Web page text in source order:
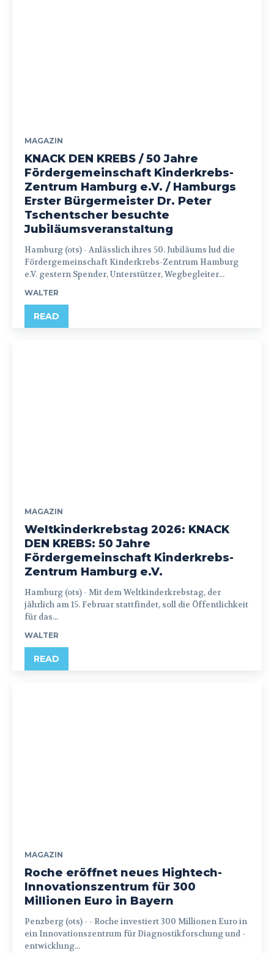
MAGAZIN
KNACK DEN KREBS / 50 Jahre
Fördergemeinschaft Kinderkrebs-
Zentrum Hamburg e.V. / Hamburgs
Erster Bürgermeister Dr. Peter
Tschentscher besuchte
Jubiläumsveranstaltung
Hamburg (ots) - Anlässlich ihres 50. Jubiläums lud die
Fördergemeinschaft Kinderkrebs-Zentrum Hamburg
e.V. gestern Spender, Unterstützer, Wegbegleiter...
WALTER
READ
MAGAZIN
Weltkinderkrebstag 2026: KNACK
DEN KREBS: 50 Jahre
Fördergemeinschaft Kinderkrebs-
Zentrum Hamburg e.V.
Hamburg (ots) - Mit dem Weltkinderkrebstag, der
jährlich am 15. Februar stattfindet, soll die Öffentlichkeit
für das...
WALTER
READ
MAGAZIN
Roche eröffnet neues Hightech-
Innovationszentrum für 300
Millionen Euro in Bayern
Penzberg (ots) - - Roche investiert 300 Millionen Euro in
ein Innovationszentrum für Diagnostikforschung und -
entwicklung...